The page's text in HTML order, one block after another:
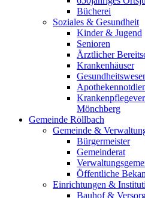
Bücherei
Soziales & Gesundheit
Kinder & Jugend
Senioren
Ärztlicher
Krankenhäuser
Mönchberg
Gemeinde Röllbach
Gemeinde &
Bürgermeister
Gemeinderat
Öffentliche
Einrichtungen &
Bauhof &